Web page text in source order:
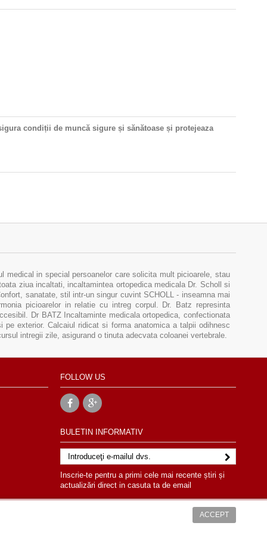
condiții de muncă sigure și sănătoase și protejeaza
medical in special persoanelor care solicita mult picioarele, stau
ziua incaltati, incaltamintea ortopedica medicala Dr. Scholl si
sanatate, stil intr-un singur cuvint SCHOLL - inseamna mai
picioarelor in relatie cu intreg corpul. Dr. Batz represinta
Dr BATZ Incaltaminte medicala ortopedica, confectionata
exterior. Calcaiul ridicat si forma anatomica a talpii odihnesc
intregii zile, asigurand o tinuta adecvata coloanei vertebrale.
FOLLOW US
BULETIN INFORMATIV
Inscrie-te pentru a primi cele mai recente știri și
actualizări direct in casuta ta de email
ACCEPT